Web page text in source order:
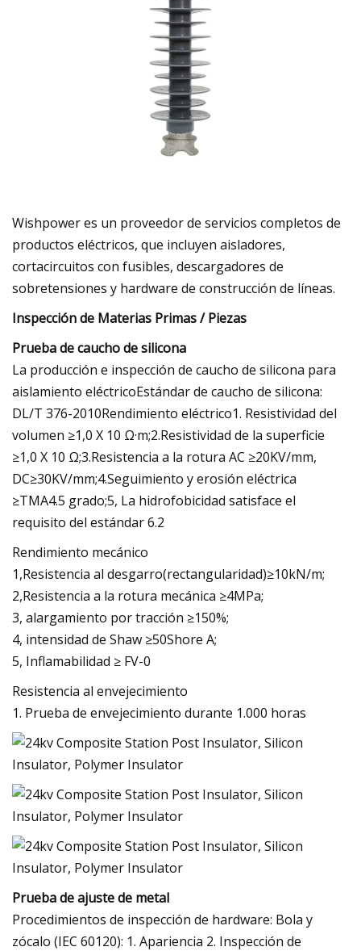
Wishpower es un proveedor de servicios completos de
productos eléctricos, que incluyen aisladores,
cortacircuitos con fusibles, descargadores de
sobretensiones y hardware de construcción de líneas.
Inspección de Materias Primas / Piezas
Prueba de caucho de silicona
La producción e inspección de caucho de silicona para
aislamiento eléctricoEstándar de caucho de silicona:
DL/T 376-2010Rendimiento eléctrico1. Resistividad del
volumen ≥1,0 ​​X 10 Ω·m;2.Resistividad de la superficie
≥1,0 ​​X 10 Ω;3.Resistencia a la rotura AC ≥20KV/mm,
DC≥30KV/mm;4.Seguimiento y erosión eléctrica
≥TMA4.5 grado;5, La hidrofobicidad satisface el
requisito del estándar 6.2
Rendimiento mecánico
1,Resistencia al desgarro(rectangularidad)≥10kN/m;
2,Resistencia a la rotura mecánica ≥4MPa;
3, alargamiento por tracción ≥150%;
4, intensidad de Shaw ≥50Shore A;
5, Inflamabilidad ≥ FV-0
Resistencia al envejecimiento
1. Prueba de envejecimiento durante 1.000 horas
Prueba de ajuste de metal
Procedimientos de inspección de hardware: Bola y
zócalo (IEC 60120): 1. Apariencia 2. Inspección de